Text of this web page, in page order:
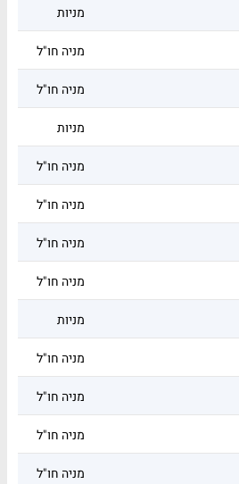
מניות
מניה חו"ל
מניה חו"ל
מניות
מניה חו"ל
מניה חו"ל
מניה חו"ל
מניה חו"ל
מניות
מניה חו"ל
מניה חו"ל
מניה חו"ל
מניה חו"ל